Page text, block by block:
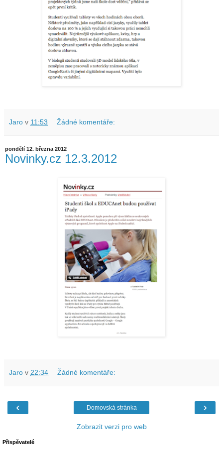
Jaro v 11:53 Žádné komentáře:
pondělí 12. března 2012
Novinky.cz 12.3.2012
Jaro v 22:34 Žádné komentáře:
‹ ›
Domovská stránka
Zobrazit verzi pro web
Přispěvatelé